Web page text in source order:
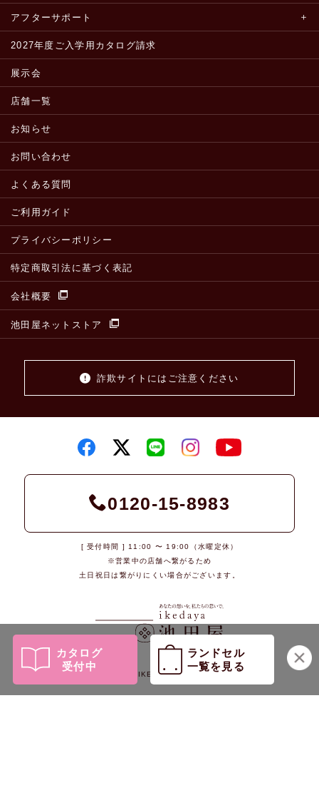
カタログ
受付中
ランドセル
一覧を見る
アフターサポート
2027年度ご入学用カタログ請求
展示会
店舗一覧
お知らせ
お問い合わせ
よくある質問
ご利用ガイド
プライバシーポリシー
特定商取引法に基づく表記
会社概要
池田屋ネットストア
詐欺サイトにはご注意ください
0120-15-8983
[ 受付時間 ] 11:00 〜 19:00（水曜定休）
※営業中の店舗へ繋がるため
土日祝日は繋がりにくい場合がございます。
© 2026 IKEDAYA Co., Ltd.